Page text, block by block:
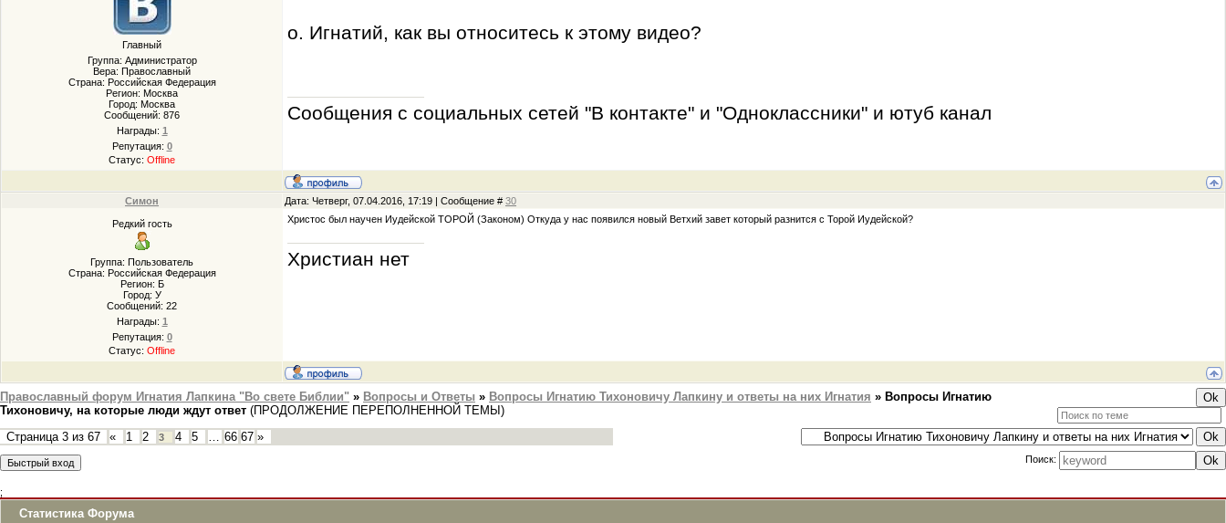
Главный
Группа: Администратор
Вера: Православный
Страна: Российская Федерация
Регион: Москва
Город: Москва
Сообщений: 876
Награды: 1
Репутация: 0
Статус: Offline
о. Игнатий, как вы относитесь к этому видео?
Сообщения с социальных сетей "В контакте" и "Одноклассники" и ютуб канал
Симон Дата: Четверг, 07.04.2016, 17:19 | Сообщение # 30
Редкий гость
Группа: Пользователь
Страна: Российская Федерация
Регион: Б
Город: У
Сообщений: 22
Награды: 1
Репутация: 0
Статус: Offline
Христос был научен Иудейской ТОРОЙ (Законом) Откуда у нас появился новый Ветхий завет который разнится с Торой Иудейской?
Христиан нет
Православный форум Игнатия Лапкина "Во свете Библии" » Вопросы и Ответы » Вопросы Игнатию Тихоновичу Лапкину и ответы на них Игнатия » Вопросы Игнатию
Тихоновичу, на которые люди ждут ответ (ПРОДОЛЖЕНИЕ ПЕРЕПОЛНЕННОЙ ТЕМЫ)
Страница 3 из 67 « 1 2 3 4 5 … 66 67 »
Поиск:
;
Статистика Форума